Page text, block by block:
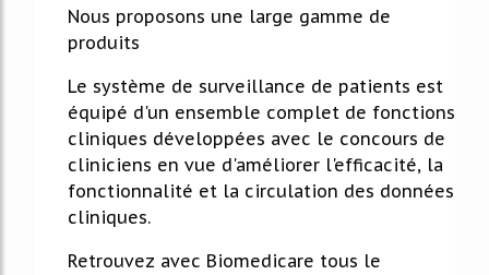
Nous proposons une large gamme de
produits
Le système de surveillance de patients est
équipé d'un ensemble complet de fonctions
cliniques développées avec le concours de
cliniciens en vue d'améliorer l'efficacité, la
fonctionnalité et la circulation des données
cliniques.
Retrouvez avec Biomedicare tous le